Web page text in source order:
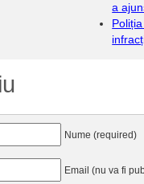
a
Nume (required)
Email (nu va fi